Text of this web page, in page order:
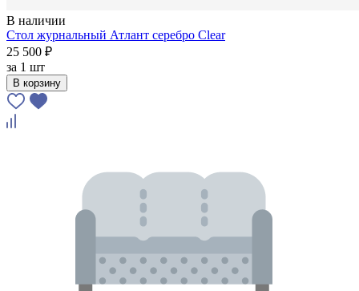
В наличии
Стол журнальный Атлант серебро Clear
25 500 ₽
за 1 шт
В корзину